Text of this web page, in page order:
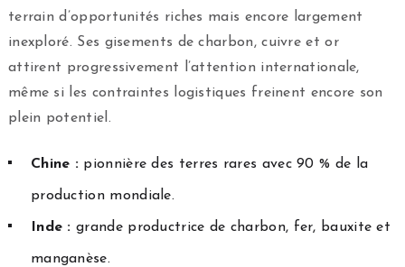
terrain d’opportunités riches mais encore largement
inexploré. Ses gisements de charbon, cuivre et or
attirent progressivement l’attention internationale,
même si les contraintes logistiques freinent encore son
plein potentiel.
Chine : pionnière des terres rares avec 90 % de la
production mondiale.
Inde : grande productrice de charbon, fer, bauxite et
manganèse.